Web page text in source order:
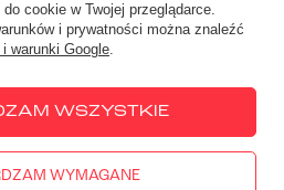
brutto (z VAT).
cookie w Twojej przeglądarce.
i prywatności można znaleźć
warunki Google.
WYMAGANE
WSZYSTKIE